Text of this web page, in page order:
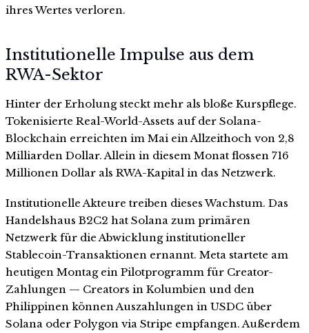
ihres Wertes verloren.
Institutionelle Impulse aus dem
RWA-Sektor
Hinter der Erholung steckt mehr als bloße Kurspflege.
Tokenisierte Real-World-Assets auf der Solana-
Blockchain erreichten im Mai ein Allzeithoch von 2,8
Milliarden Dollar. Allein in diesem Monat flossen 716
Millionen Dollar als RWA-Kapital in das Netzwerk.
Institutionelle Akteure treiben dieses Wachstum. Das
Handelshaus B2C2 hat Solana zum primären
Netzwerk für die Abwicklung institutioneller
Stablecoin-Transaktionen ernannt. Meta startete am
heutigen Montag ein Pilotprogramm für Creator-
Zahlungen — Creators in Kolumbien und den
Philippinen können Auszahlungen in USDC über
Solana oder Polygon via Stripe empfangen. Außerdem